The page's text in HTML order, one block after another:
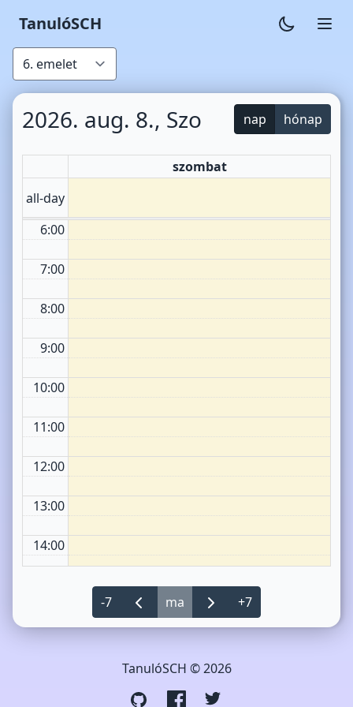
TanulóSCH
2026. aug. 8., Szo nap hónap
szombat
all-day
1:00
2:00
3:00
4:00
5:00
6:00
7:00
8:00
9:00
10:00
11:00
12:00
13:00
14:00
16:00
-7 ma +7
TanulóSCH © 2026